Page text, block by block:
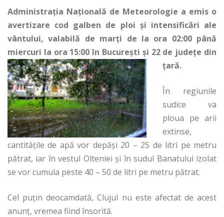
Administraţia Naţională de Meteorologie a emis o
avertizare cod galben de ploi şi intensificări ale
vântului, valabilă de marţi de la ora 02:00 până
miercuri la ora 15:00 în Bucureşti şi 22 de judeţe din
ţară.
În regiunile
sudice va
ploua pe arii
extinse,
cantităţile de apă vor depăşi 20 – 25 de litri pe metru
pătrat, iar în vestul Olteniei şi în sudul Banatului izolat
se vor cumula peste 40 – 50 de litri pe metru pătrat.
Cel puţin deocamdată, Clujul nu este afectat de acest
anunţ, vremea fiind însorită.